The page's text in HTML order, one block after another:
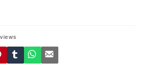
views